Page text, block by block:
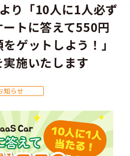
り「10人に1人必ず
トに答えて550円
ゲットしよう！」
施いたします
知らせ